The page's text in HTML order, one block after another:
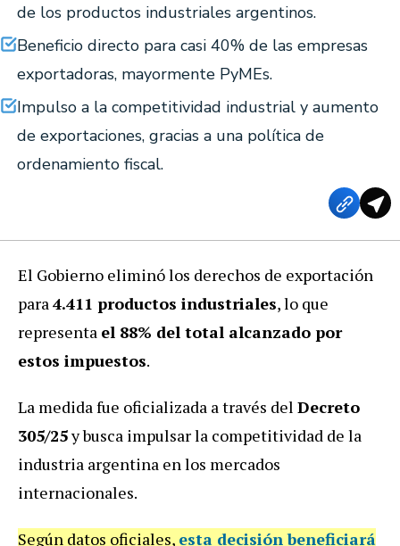
de los productos industriales argentinos.
Beneficio directo para casi 40% de las empresas
exportadoras, mayormente PyMEs.
Impulso a la competitividad industrial y aumento
de exportaciones, gracias a una política de
ordenamiento fiscal.
El Gobierno eliminó los derechos de exportación
para4.411 productos industriales, lo que
representa el 88% del total alcanzado por
estos impuestos.
La medida fue oficializada a través del Decreto
305/25y busca impulsar la competitividad de la
industria argentina en los mercados
internacionales.
Según datos oficiales, esta decisión beneficiará